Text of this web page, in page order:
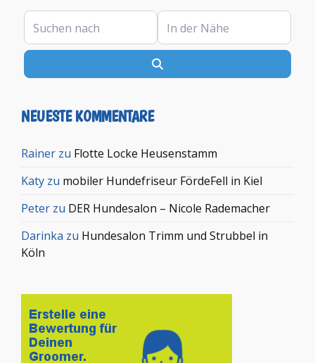
Suchen nach In der Nähe
NEUESTE KOMMENTARE
Rainer zu Flotte Locke Heusenstamm
Katy zu mobiler Hundefriseur FördeFell in Kiel
Peter zu DER Hundesalon – Nicole Rademacher
Darinka zu Hundesalon Trimm und Strubbel in
Köln